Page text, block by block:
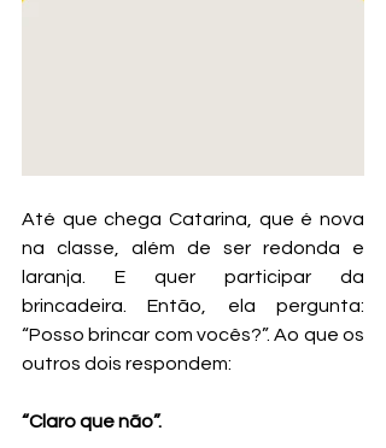
Até que chega Catarina, que é nova
na classe, além de ser redonda e
laranja. E quer participar da
brincadeira. Então, ela pergunta:
“Posso brincar com vocês?”. Ao que os
outros dois respondem:
“Claro que não”.